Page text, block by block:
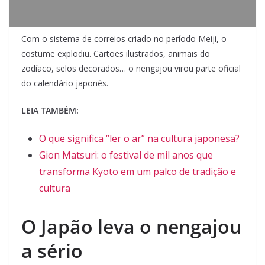
Com o sistema de correios criado no período Meiji, o
costume explodiu. Cartões ilustrados, animais do
zodíaco, selos decorados… o nengajou virou parte oficial
do calendário japonês.
LEIA TAMBÉM:
O que significa “ler o ar” na cultura japonesa?
Gion Matsuri: o festival de mil anos que
transforma Kyoto em um palco de tradição e
cultura
O Japão leva o nengajou
a sério